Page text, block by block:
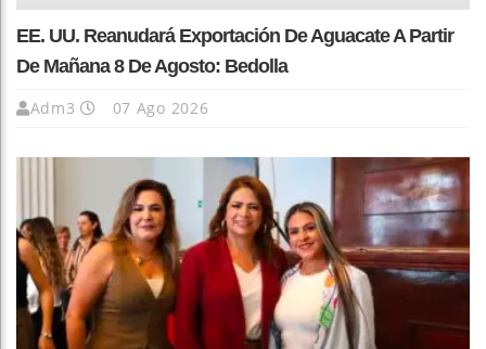
EE. UU. Reanudará Exportación De Aguacate A Partir
De Mañana 8 De Agosto: Bedolla
Adm3 07 Ago 2026